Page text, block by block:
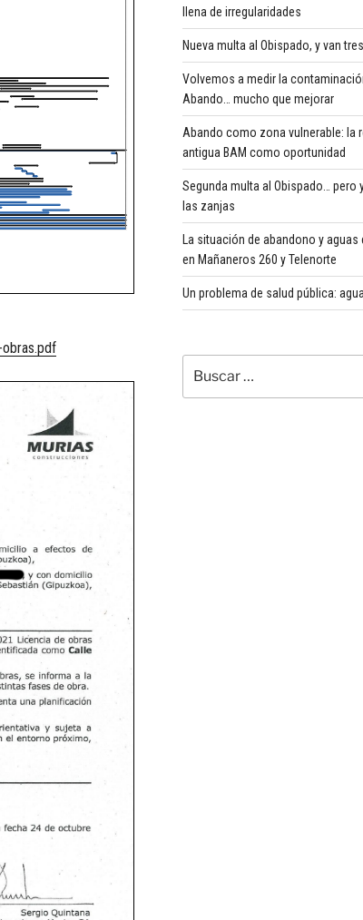
llena de irregularidades
Nueva multa al Obispado, y van tres
Volvemos a medir la
Abando… mucho que mejorar
Abando como zona vulnerable: la
antigua BAM como oportunidad
Segunda multa al Obispado… pero
las zanjas
La situación de abandono y
en Mañaneros 260 y Telenorte
Un problema de salud pública:
por: